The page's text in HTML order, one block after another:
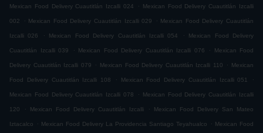
Mexican Food Delivery Cuautitlán Izcalli 024 . Mexican Food Delivery Cuautitlán Izcalli
002 . Mexican Food Delivery Cuautitlán Izcalli 029 . Mexican Food Delivery Cuautitlán
Izcalli 026 . Mexican Food Delivery Cuautitlán Izcalli 054 . Mexican Food Delivery
Cuautitlán Izcalli 039 . Mexican Food Delivery Cuautitlán Izcalli 076 . Mexican Food
Delivery Cuautitlán Izcalli 079 . Mexican Food Delivery Cuautitlán Izcalli 110 . Mexican
Food Delivery Cuautitlán Izcalli 108 . Mexican Food Delivery Cuautitlán Izcalli 051 .
Mexican Food Delivery Cuautitlán Izcalli 078 . Mexican Food Delivery Cuautitlán Izcalli
120 . Mexican Food Delivery Cuautitlán Izcalli . Mexican Food Delivery San Mateo
Iztacalco . Mexican Food Delivery La Providencia Santiago Teyahualco . Mexican Food